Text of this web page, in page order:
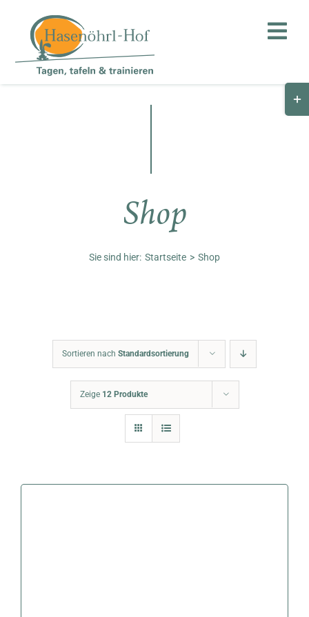
springen
Unternehmen
Shop
Sie sind hier: Startseite Shop
Sortieren nach Standardsortierung
Zeige 12 Produkte